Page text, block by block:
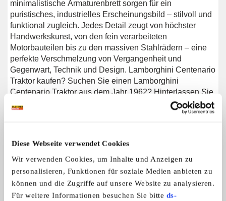
Diese Webseite verwendet Cookies
Wir verwenden Cookies, um Inhalte und Anzeigen zu
personalisieren, Funktionen für soziale Medien anbieten zu
können und die Zugriffe auf unsere Website zu analysieren.
Für weitere Informationen besuchen Sie bitte ds-
minimalistische Armaturenbrett sorgen für ein
puristisches, industrielles Erscheinungsbild – stilvoll und
funktional zugleich. Jedes Detail zeugt von höchster
Handwerkskunst, von den fein verarbeiteten
Motorbauteilen bis zu den massiven Stahlrädern – eine
perfekte Verschmelzung von Vergangenheit und
Gegenwart, Technik und Design. Lamborghini Centenario
Traktor kaufen? Suchen Sie einen Lamborghini
Centenario Traktor aus dem Jahr 1962? Hinterlassen Sie
Ihre Kontaktdaten über das Formular auf dieser Seite
oder rufen Sie uns direkt unter +31 416 751 393 an.
Unser Verkaufsteam beantwortet gerne alle Ihre Fragen
Wir bieten Unterstützung beim Transport. Wir liefern
Ihnen Ihr Auto mit Tüv, H-Kennzeichen und
Fahrzeugbrief, gegen Aufpreis. Sie zahlen keine
Importsteuer mehr. Auch können Sie das Fahrzeug bei
unsere Finanzierungspartner finanzieren.